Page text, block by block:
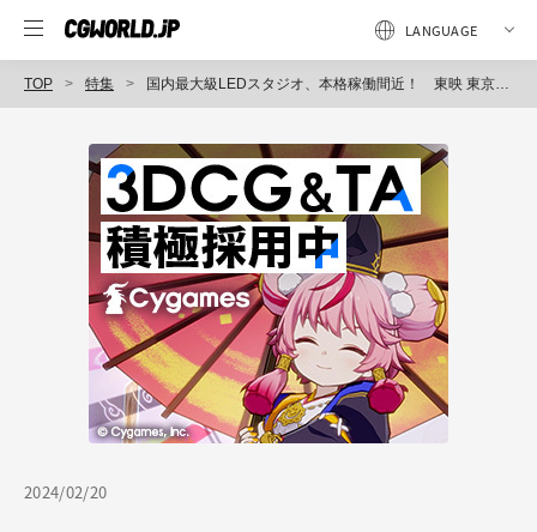
TOP 特集 国内最大級LEDスタジオ、本格稼働間近！ 東映 東京撮影所が見据えるバーチャルプロダクション
2024/02/20